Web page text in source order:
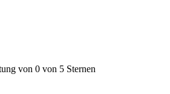
von 0 von 5 Sternen